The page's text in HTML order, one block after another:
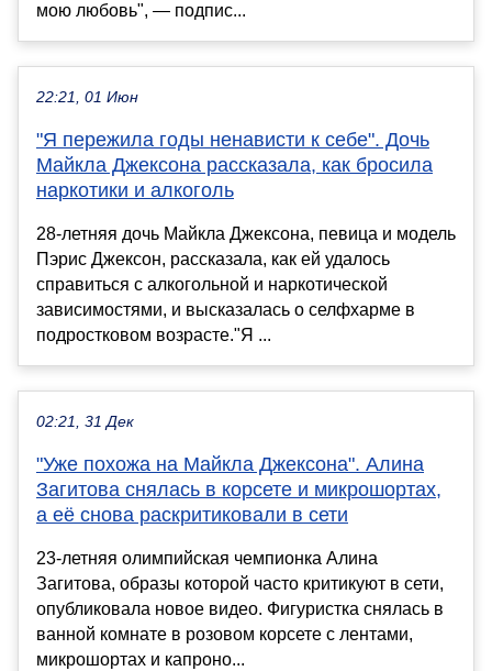
мою любовь", — подпис...
22:21, 01 Июн
"Я пережила годы ненависти к себе". Дочь
Майкла Джексона рассказала, как бросила
наркотики и алкоголь
28-летняя дочь Майкла Джексона, певица и модель
Пэрис Джексон, рассказала, как ей удалось
справиться с алкогольной и наркотической
зависимостями, и высказалась о селфхарме в
подростковом возрасте."Я ...
02:21, 31 Дек
"Уже похожа на Майкла Джексона". Алина
Загитова снялась в корсете и микрошортах,
а её снова раскритиковали в сети
23-летняя олимпийская чемпионка Алина
Загитова, образы которой часто критикуют в сети,
опубликовала новое видео. Фигуристка снялась в
ванной комнате в розовом корсете с лентами,
микрошортах и капроно...